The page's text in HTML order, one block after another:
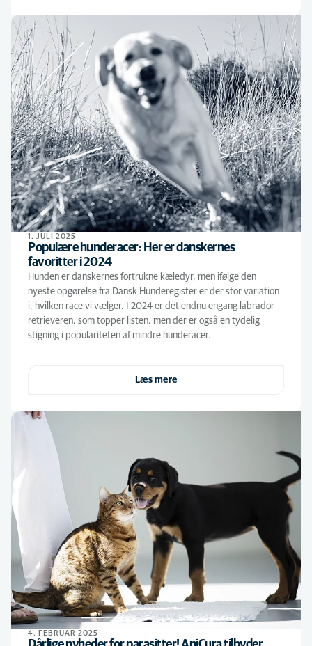
1. JULI 2025
Populære hunderacer: Her er danskernes
favoritter i 2024
Hunden er danskernes fortrukne kæledyr, men ifølge den
nyeste opgørelse fra Dansk Hunderegister er der stor variation
i, hvilken race vi vælger. I 2024 er det endnu engang labrador
retrieveren, som topper listen, men der er også en tydelig
stigning i populariteten af mindre hunderacer.
Læs mere
4. FEBRUAR 2025